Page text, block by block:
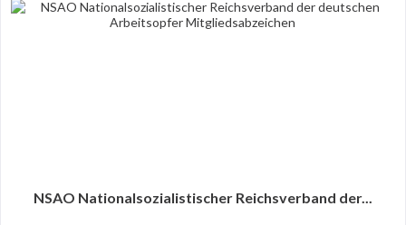
NSAO Nationalsozialistischer Reichsverband der...